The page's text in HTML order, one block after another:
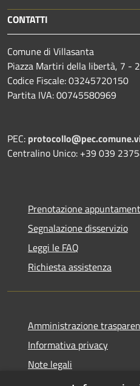
CONTATTI
Comune di Villasanta
Piazza Martiri della libertà, 7 -
Codice Fiscale: 03245720150
Partita IVA: 00745580969
PEC:
Centralino Unico: +39 039
Prenotazione
Segnalazione disservizio
Leggi le FAQ
Richiesta assistenza
Amministrazione
Informativa privacy
Note legali